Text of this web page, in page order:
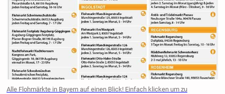
Alle Flohmärkte in Bayern auf einen Blick! Einfach klicken um zu